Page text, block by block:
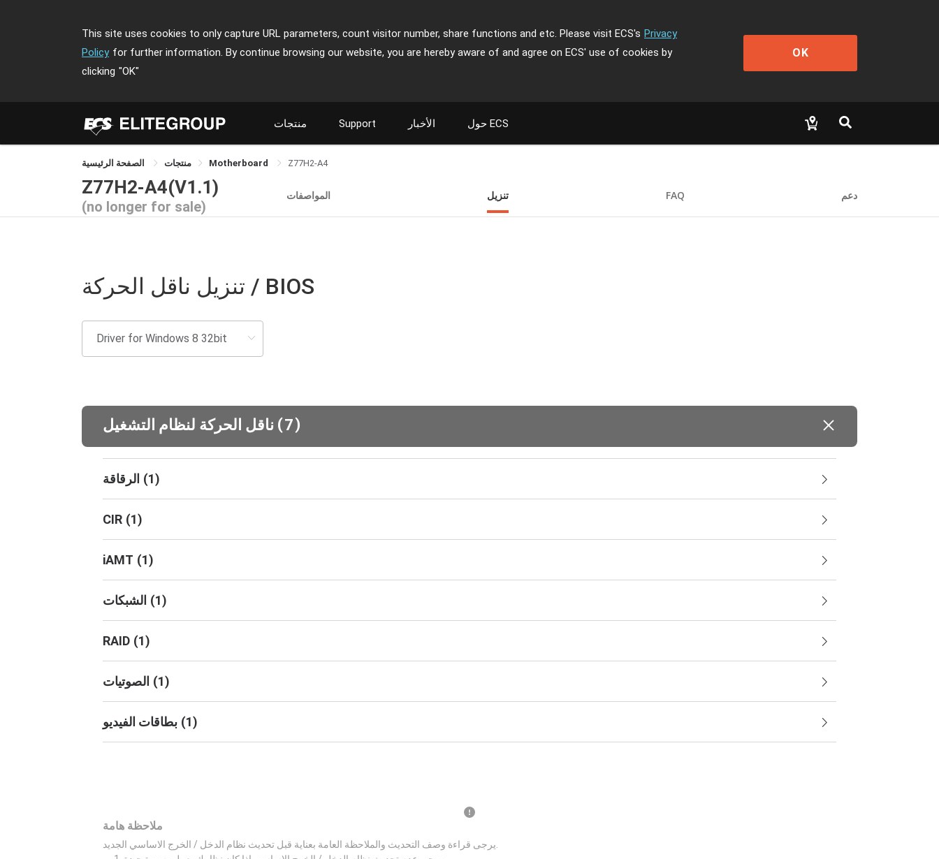
This site uses cookies to only capture URL parameters, count visitor number, share functions and etc. Please visit ECS's Privacy
Policy for further information. By continue browsing our website, you are hereby aware of and agree on ECS' use of cookies by
clicking "OK"
OK
منتجات Support الأخبار حول ECS
منتجات Motherboard Z77H2-A4
Z77H2-A4(V1.1)
(no longer for sale)
المواصفات تنزيل FAQ دعم
تنزيل ناقل الحركة / BIOS
(7)
الرقاقة (1)
CIR (1)
iAMT (1)
الشبكات (1)
RAID (1)
الصوتيات (1)
بطاقات الفيديو (1)
ملاحظة هامة